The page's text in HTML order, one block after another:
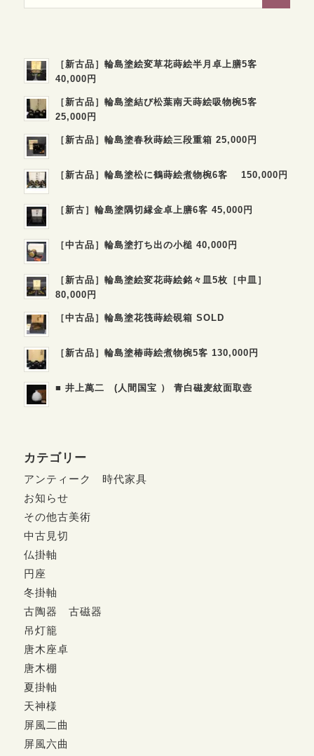
［新古品］輪島塗絵変草花蒔絵半月卓上膳5客
40,000円
［新古品］輪島塗結び松葉南天蒔絵吸物椀5客
25,000円
［新古品］輪島塗春秋蒔絵三段重箱 25,000円
［新古品］輪島塗松に鶴蒔絵煮物椀6客 150,000円
［新古］輪島塗隅切縁金卓上膳6客 45,000円
［中古品］輪島塗打ち出の小槌 40,000円
［新古品］輪島塗絵変花蒔絵銘々皿5枚［中皿］
80,000円
［中古品］輪島塗花筏蒔絵硯箱 SOLD
［新古品］輪島塗椿蒔絵煮物椀5客 130,000円
■ 井上萬二 (人間国宝 ） 青白磁麦紋面取壺
カテゴリー
アンティーク 時代家具
お知らせ
その他古美術
中古見切
仏掛軸
円座
冬掛軸
古陶器 古磁器
吊灯籠
唐木座卓
唐木棚
夏掛軸
天神様
屏風二曲
屏風六曲